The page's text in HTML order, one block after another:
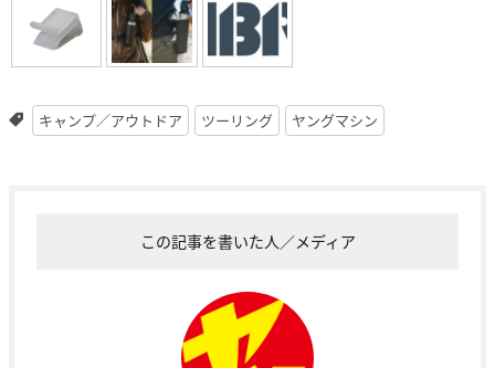
キャンプ／アウトドア ツーリング ヤングマシン
この記事を書いた人／メディア